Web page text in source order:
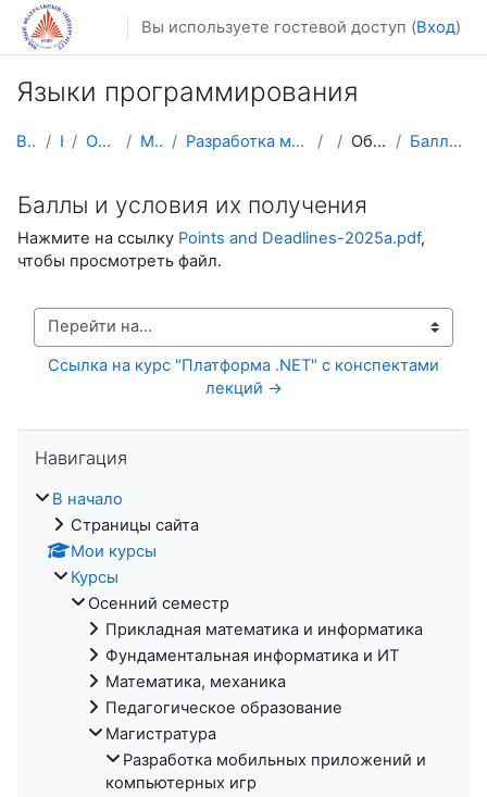
Перейти к основному содержанию
Вы используете гостевой доступ (Вход)
Языки программирования
В начало Курсы Осенний семестр Магистратура Разработка мобильных приложений и компьютерных игр ЯП Общая информация Баллы и условия их получения
Баллы и условия их получения
Нажмите на ссылку Points and Deadlines-2025a.pdf,
чтобы просмотреть файл.
Перейти на...
Ссылка на курс "Платформа .NET" с конспектами
лекций →
Навигация
В начало
Страницы сайта
Мои курсы
Курсы
Осенний семестр
Прикладная математика и информатика
Фундаментальная информатика и ИТ
Математика, механика
Педагогическое образование
Магистратура
Разработка мобильных приложений и
компьютерных игр